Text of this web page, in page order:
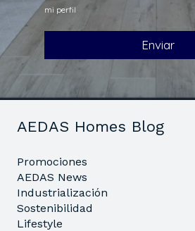
AEDAS Homes Blog
Promociones
AEDAS News
Industrialización
Sostenibilidad
Lifestyle